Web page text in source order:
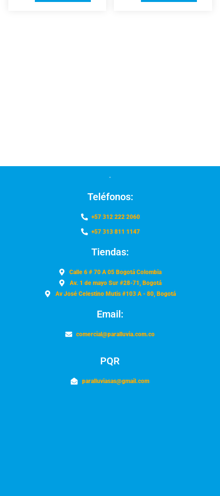
Teléfonos:
+57 312 222 2060
+57 313 811 1147
Tiendas:
Calle 6 # 70 A 05 Bogotá Colombia
Av. 1 de mayo Sur #28-71, Bogotá
Av José Celestino Mutis #103 A - 80, Bogotá
Email:
comercial@paralluvia.com.co
PQR
paralluviasas@gmail.com